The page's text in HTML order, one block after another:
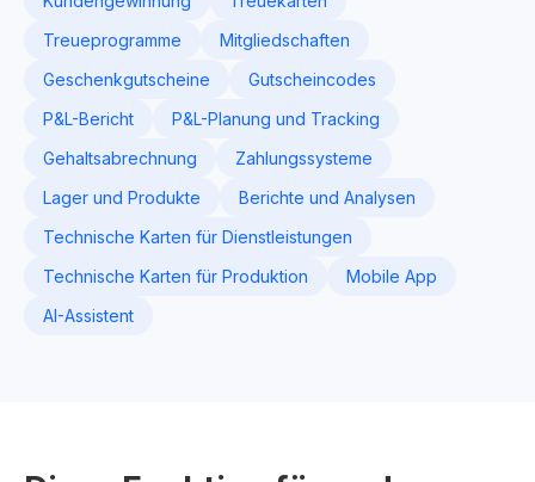
Treueprogramme
Mitgliedschaften
Geschenkgutscheine
Gutscheincodes
P&L-Bericht
P&L-Planung und Tracking
Gehaltsabrechnung
Zahlungssysteme
Lager und Produkte
Berichte und Analysen
Technische Karten für Dienstleistungen
Technische Karten für Produktion
Mobile App
AI-Assistent